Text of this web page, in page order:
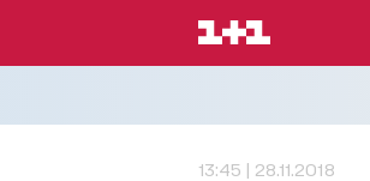
13:45 | 28.11.2018